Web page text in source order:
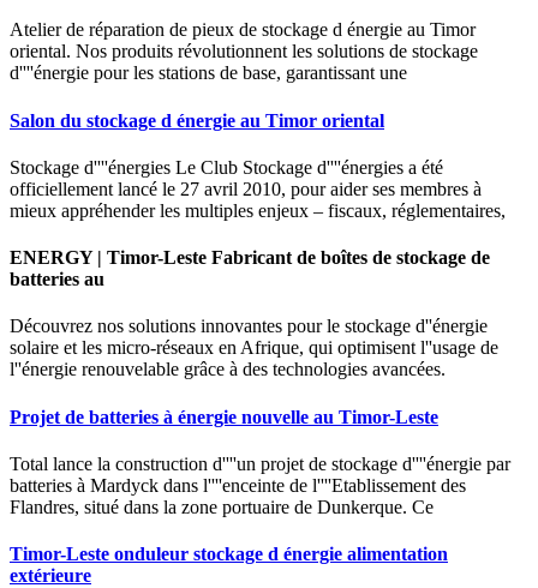
Atelier de réparation de pieux de stockage d énergie au Timor
oriental. Nos produits révolutionnent les solutions de stockage
d''''énergie pour les stations de base, garantissant une
Salon du stockage d énergie au Timor oriental
Stockage d''''énergies Le Club Stockage d''''énergies a été
officiellement lancé le 27 avril 2010, pour aider ses membres à
mieux appréhender les multiples enjeux – fiscaux, réglementaires,
ENERGY | Timor-Leste Fabricant de boîtes de stockage de
batteries au
Découvrez nos solutions innovantes pour le stockage d''énergie
solaire et les micro-réseaux en Afrique, qui optimisent l''usage de
l''énergie renouvelable grâce à des technologies avancées.
Projet de batteries à énergie nouvelle au Timor-Leste
Total lance la construction d''''un projet de stockage d''''énergie par
batteries à Mardyck dans l''''enceinte de l''''Etablissement des
Flandres, situé dans la zone portuaire de Dunkerque. Ce
Timor-Leste onduleur stockage d énergie alimentation
extérieure